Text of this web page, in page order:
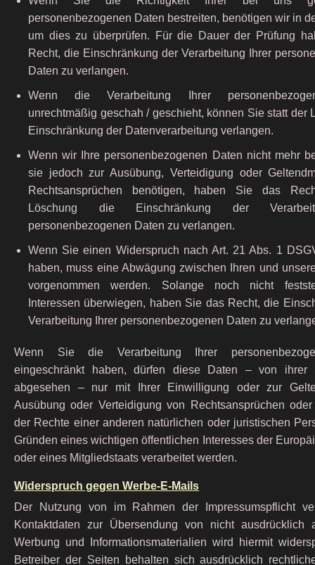
personenbezogenen Daten bestreiten, benötigen wir in
um dies zu überprüfen. Für die Dauer der Prüfung
Recht, die Einschränkung der Verarbeitung Ihrer
Daten zu verlangen.
Wenn die Verarbeitung Ihrer
unrechtmäßig geschah / geschieht, können Sie statt der
Einschränkung der Datenverarbeitung verlangen.
Wenn wir Ihre personenbezogenen Daten nicht mehr
sie jedoch zur Ausübung, Verteidigung oder
Rechtsansprüchen benötigen, haben Sie das
Löschung die Einschränkung der
personenbezogenen Daten zu verlangen.
Wenn Sie einen Widerspruch nach Art. 21 Abs. 1
haben, muss eine Abwägung zwischen Ihren und
vorgenommen werden. Solange noch nicht
Interessen überwiegen, haben Sie das Recht, die
Verarbeitung Ihrer personenbezogenen Daten zu
Wenn Sie die Verarbeitung Ihrer
eingeschränkt haben, dürfen diese Daten – von ihrer
abgesehen – nur mit Ihrer Einwilligung oder zur
Ausübung oder Verteidigung von Rechtsansprüchen
der Rechte einer anderen natürlichen oder juristischen
Gründen eines wichtigen öffentlichen Interesses der
oder eines Mitgliedstaats verarbeitet werden.
Widerspruch gegen Werbe-E-Mails
Der Nutzung von im Rahmen der Impressumspflicht
Kontaktdaten zur Übersendung von nicht ausdrücklich
Werbung und Informationsmaterialien wird hiermit
Betreiber der Seiten behalten sich ausdrücklich